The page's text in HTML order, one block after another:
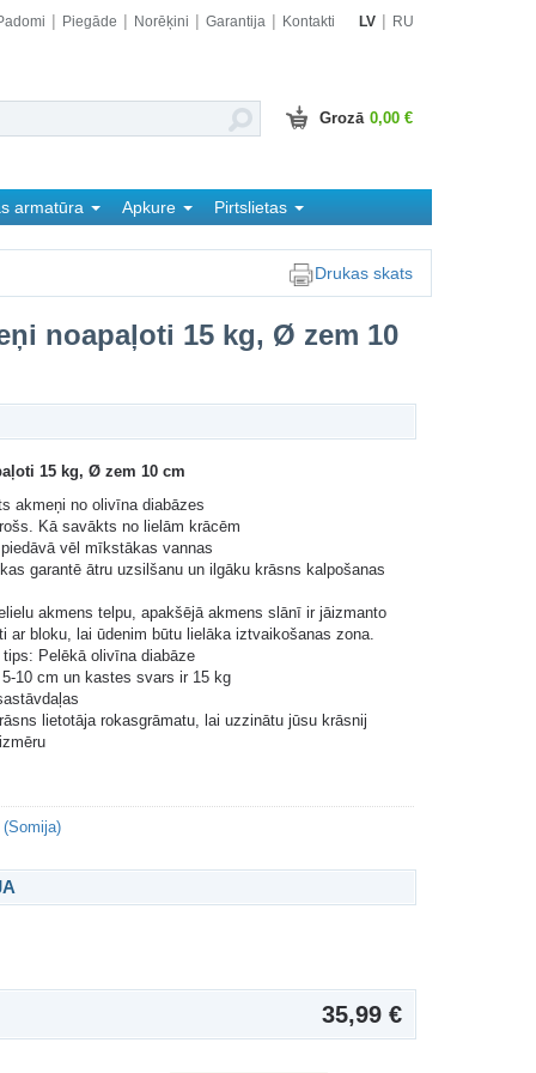
Piegāde Norēķini Garantija Kontakti LV RU
Grozā 0,00 €
armatūra Apkure
Pirtslietas
Drukas skats
noapaļoti 15 kg, Ø zem 10
15 kg, Ø zem 10 cm
akmeņi no olivīna diabāzes
Kā savākts no lielām krācēm
vēl mīkstākas vannas
garantē ātru uzsilšanu un ilgāku krāsns kalpošanas
akmens telpu, apakšējā akmens slānī ir jāizmanto
ar bloku, lai ūdenim būtu lielāka iztvaikošanas zona.
Pelēkā olivīna diabāze
10 cm un kastes svars ir 15 kg
lietotāja rokasgrāmatu, lai uzzinātu jūsu krāsnij
(Somija)
35,99 €